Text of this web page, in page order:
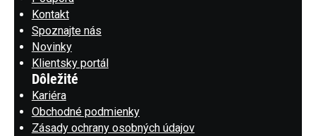
Kontakt
Spoznajte nás
Novinky
Klientsky portál
Dôležité
Kariéra
Obchodné podmienky
Zásady ochrany osobných údajov